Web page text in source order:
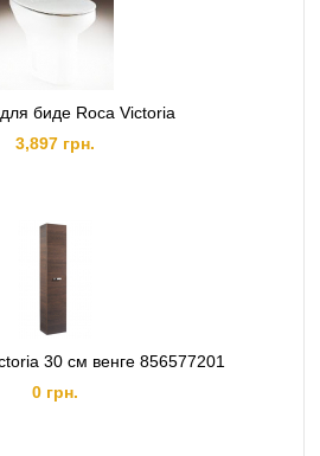
биде Roca Victoria
3,897 грн.
30 см венге 856577201
0 грн.